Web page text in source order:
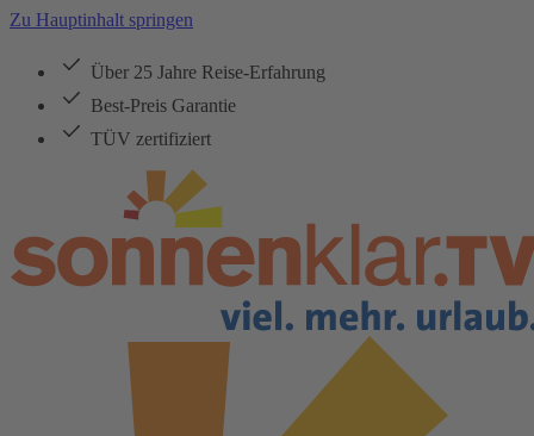
Zu Hauptinhalt springen
Über 25 Jahre Reise-Erfahrung
Best-Preis Garantie
TÜV zertifiziert